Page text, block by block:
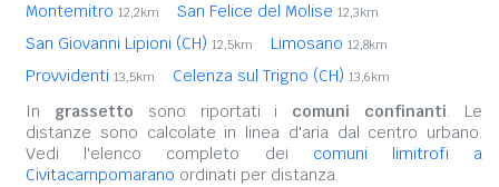
Montemitro 12,2km San Felice del Molise 12,3km
San Giovanni Lipioni (CH) 12,5km Limosano 12,8km
Provvidenti 13,5km Celenza sul Trigno (CH) 13,6km
In grassetto sono riportati i comuni confinanti. Le
distanze sono calcolate in linea d'aria dal centro urbano.
Vedi l'elenco completo dei comuni limitrofi a
Civitacampomarano ordinati per distanza.